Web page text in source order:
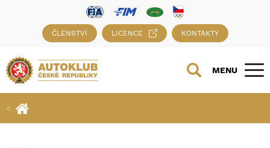
ČLENSTVÍ LICENCE KONTAKTY
MENU